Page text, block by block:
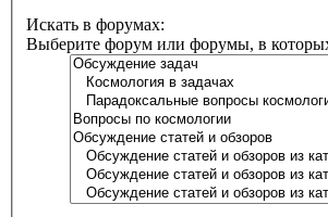
Искать в форумах:
Выберите форум или форумы, в